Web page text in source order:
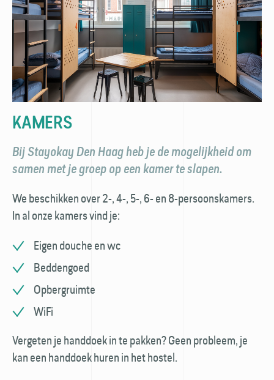
KAMERS
Bij Stayokay Den Haag heb je de mogelijkheid om
samen met je groep op een kamer te slapen.
We beschikken over 2-, 4-, 5-, 6- en 8-persoonskamers.
In al onze kamers vind je:
Eigen douche en wc
Beddengoed
Opbergruimte
WiFi
Vergeten je handdoek in te pakken? Geen probleem, je
kan een handdoek huren in het hostel.